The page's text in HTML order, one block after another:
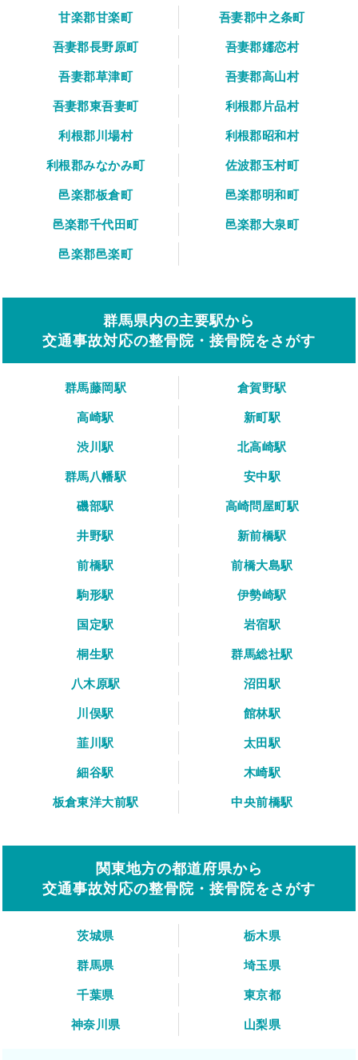
甘楽郡甘楽町
吾妻郡中之条町
吾妻郡長野原町
吾妻郡嬬恋村
吾妻郡草津町
吾妻郡高山村
吾妻郡東吾妻町
利根郡片品村
利根郡川場村
利根郡昭和村
利根郡みなかみ町
佐波郡玉村町
邑楽郡板倉町
邑楽郡明和町
邑楽郡千代田町
邑楽郡大泉町
邑楽郡邑楽町
群馬県内の主要駅から
交通事故対応の整骨院・接骨院をさがす
群馬藤岡駅
倉賀野駅
高崎駅
新町駅
渋川駅
北高崎駅
群馬八幡駅
安中駅
磯部駅
高崎問屋町駅
井野駅
新前橋駅
前橋駅
前橋大島駅
駒形駅
伊勢崎駅
国定駅
岩宿駅
桐生駅
群馬総社駅
八木原駅
沼田駅
川俣駅
館林駅
韮川駅
太田駅
細谷駅
木崎駅
板倉東洋大前駅
中央前橋駅
関東地方の都道府県から
交通事故対応の整骨院・接骨院をさがす
茨城県
栃木県
群馬県
埼玉県
千葉県
東京都
神奈川県
山梨県